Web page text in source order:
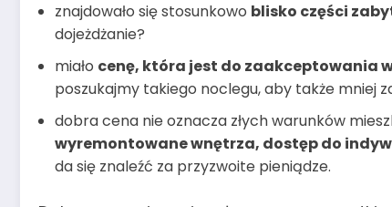
znajdowało się stosunkowo blisko części
dojeżdżanie?
miało cenę, która jest do zaakceptowania
poszukajmy takiego noclegu, aby także mniej
dobra cena nie oznacza złych warunków
wyremontowane wnętrza, dostęp do
da się znaleźć za przyzwoite pieniądze.